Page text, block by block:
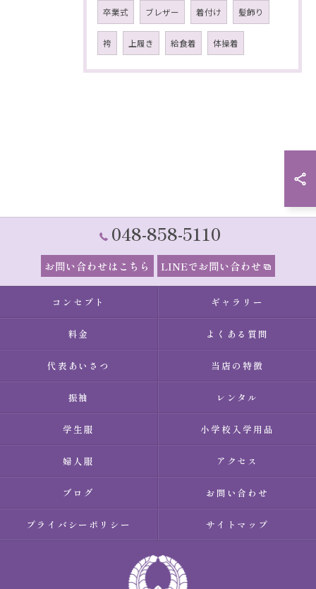
卒業式 ブレザー 着付け 髪飾り
袴 上履き 給食着 体操着
048-858-5110
お問い合わせはこちら LINEでお問い合わせ
コンセプト ギャラリー
料金 よくある質問
代表あいさつ 当店の特徴
振袖 レンタル
学生服 小学校入学用品
婦人服 アクセス
ブログ お問い合わせ
プライバシーポリシー サイトマップ